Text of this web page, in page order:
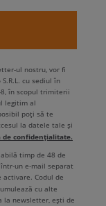
ul nostru, vor fi
cu sediul în
8, în scopul trimiterii
legitim al
poți să te
la datele tale și
de confidențialitate.
timp de 48 de
un e-mail separat
Codul de
cu alte
la newsletter, ești de